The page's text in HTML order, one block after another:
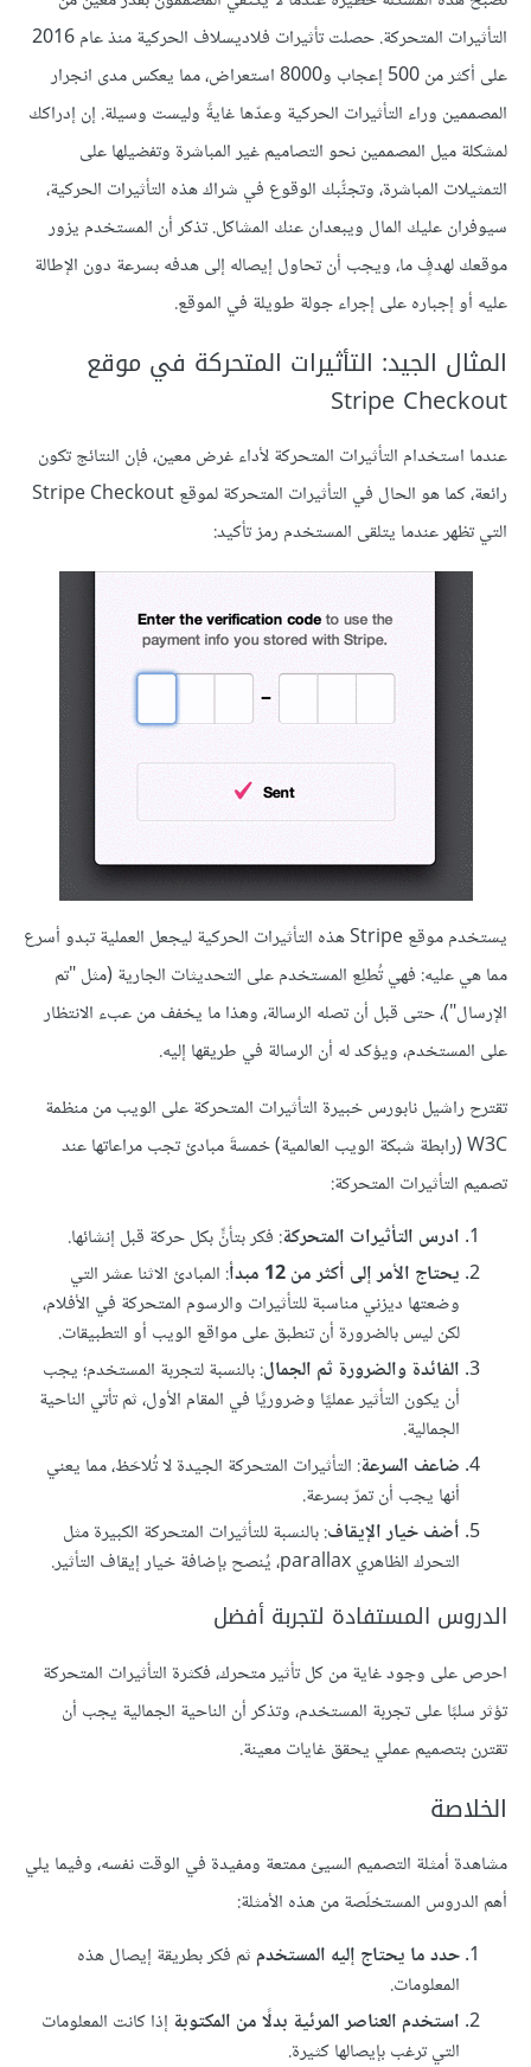
التأثيرات المتحركة. حصلت تأثيرات فلاديسلاف الحركية منذ عام 2016
على أكثر من 500 إعجاب و8000 استعراض، مما يعكس مدى انجرار
المصممين وراء التأثيرات الحركية وعدّها غايةً وليست وسيلة. إن إدراكك
لمشكلة ميل المصممين نحو التصاميم غير المباشرة وتفضيلها على
التمثيلات المباشرة، وتجنُّبك الوقوع في شراك هذه التأثيرات الحركية،
سيوفران عليك المال ويبعدان عنك المشاكل. تذكر أن المستخدم يزور
موقعك لهدفٍ ما، ويجب أن تحاول إيصاله إلى هدفه بسرعة دون الإطالة
عليه أو إجباره على إجراء جولة طويلة في الموقع.
المثال الجيد: التأثيرات المتحركة في موقع
Stripe Checkout
عندما استخدام التأثيرات المتحركة لأداء غرض معين، فإن النتائج تكون
رائعة، كما هو الحال في التأثيرات المتحركة لموقع Stripe Checkout
التي تظهر عندما يتلقى المستخدم رمز تأكيد:
يستخدم موقع Stripe هذه التأثيرات الحركية ليجعل العملية تبدو أسرع
مما هي عليه: فهي تُطلِع المستخدم على التحديثات الجارية (مثل "تم
الإرسال")، حتى قبل أن تصله الرسالة، وهذا ما يخفف من عبء الانتظار
على المستخدم، ويؤكد له أن الرسالة في طريقها إليه.
تقترح راشيل نابورس خبيرة التأثيرات المتحركة على الويب من منظمة
W3C (رابطة شبكة الويب العالمية) خمسةَ مبادئ تجب مراعاتها عند
تصميم التأثيرات المتحركة:
ادرس التأثيرات المتحركة: فكر بتأنٍّ بكل حركة قبل إنشائها.
يحتاج الأمر إلى أكثر من 12 مبدأ
: المبادئ الاثنا عشر التي
وضعتها ديزني مناسبة للتأثيرات والرسوم المتحركة في الأفلام،
لكن ليس بالضرورة أن تنطبق على مواقع الويب أو التطبيقات.
الفائدة والضرورة ثم الجمال: بالنسبة لتجربة المستخدم؛ يجب
أن يكون التأثير عمليًا وضروريًا في المقام الأول، ثم تأتي الناحية
الجمالية.
ضاعف السرعة: التأثيرات المتحركة الجيدة لا تُلاحَظ، مما يعني
أنها يجب أن تمرّ بسرعة.
أضف خيار الإيقاف: بالنسبة للتأثيرات المتحركة الكبيرة مثل
التحرك الظاهري parallax، يُنصح بإضافة خيار إيقاف التأثير.
الدروس المستفادة لتجربة أفضل
احرص على وجود غاية من كل تأثير متحرك، فكثرة التأثيرات المتحركة
تؤثر سلبًا على تجربة المستخدم، وتذكر أن الناحية الجمالية يجب أن
تقترن بتصميم عملي يحقق غايات معينة.
الخلاصة
مشاهدة أمثلة التصميم السيئ ممتعة ومفيدة في الوقت نفسه، وفيما يلي
أهم الدروس المستخلَصة من هذه الأمثلة:
حدد ما يحتاج إليه المستخدمثم فكر بطريقة إيصال هذه
المعلومات.
استخدم العناصر المرئية بدلًا من المكتوبة إذا كانت المعلومات
التي ترغب بإيصالها كثيرة.